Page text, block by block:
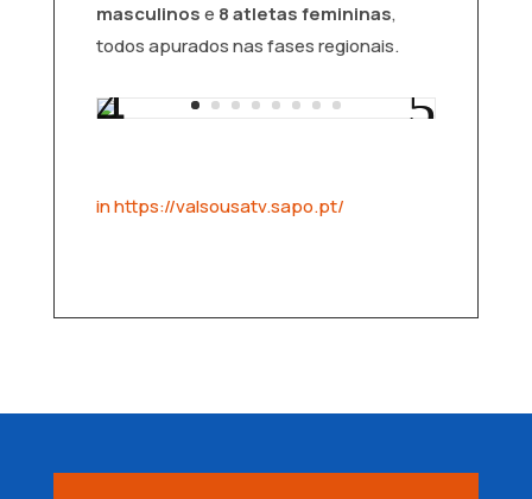
masculinos e 8 atletas femininas,
todos apurados nas fases regionais.
in https://valsousatv.sapo.pt/